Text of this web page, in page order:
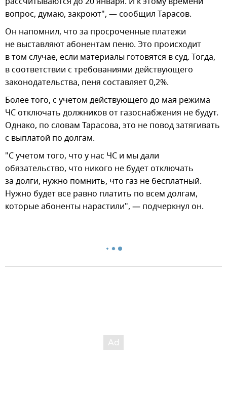
вопрос, думаю, закроют", — сообщил Тарасов.
Он напомнил, что за просроченные платежи
не выставляют абонентам пеню. Это происходит
в том случае, если материалы готовятся в суд. Тогда,
в соответствии с требованиями действующего
законодательства, пеня составляет 0,2%.
Более того, с учетом действующего до мая режима
ЧС отключать должников от газоснабжения не будут.
Однако, по словам Тарасова, это не повод затягивать
с выплатой по долгам.
"С учетом того, что у нас ЧС и мы дали
обязательство, что никого не будет отключать
за долги, нужно помнить, что газ не бесплатный.
Нужно будет все равно платить по всем долгам,
которые абоненты нарастили", — подчеркнул он.